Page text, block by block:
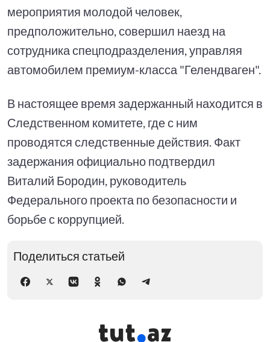
мероприятия молодой человек,
предположительно, совершил наезд на
сотрудника спецподразделения, управляя
автомобилем премиум-класса "Гелендваген".
В настоящее время задержанный находится в
Следственном комитете, где с ним
проводятся следственные действия. Факт
задержания официально подтвердил
Виталий Бородин, руководитель
Федерального проекта по безопасности и
борьбе с коррупцией.
Поделиться статьей